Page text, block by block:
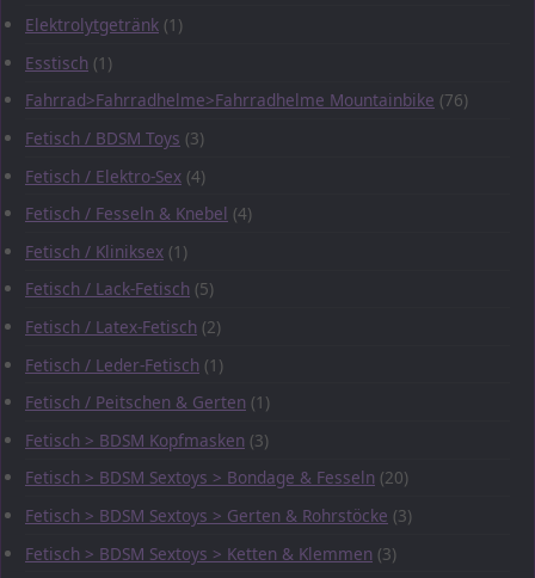
Elektrolytgetränk (1)
Esstisch (1)
Fahrrad>Fahrradhelme>Fahrradhelme Mountainbike (76)
Fetisch / BDSM Toys (3)
Fetisch / Elektro-Sex (4)
Fetisch / Fesseln & Knebel (4)
Fetisch / Kliniksex (1)
Fetisch / Lack-Fetisch (5)
Fetisch / Latex-Fetisch (2)
Fetisch / Leder-Fetisch (1)
Fetisch / Peitschen & Gerten (1)
Fetisch > BDSM Kopfmasken (3)
Fetisch > BDSM Sextoys > Bondage & Fesseln (20)
Fetisch > BDSM Sextoys > Gerten & Rohrstöcke (3)
Fetisch > BDSM Sextoys > Ketten & Klemmen (3)